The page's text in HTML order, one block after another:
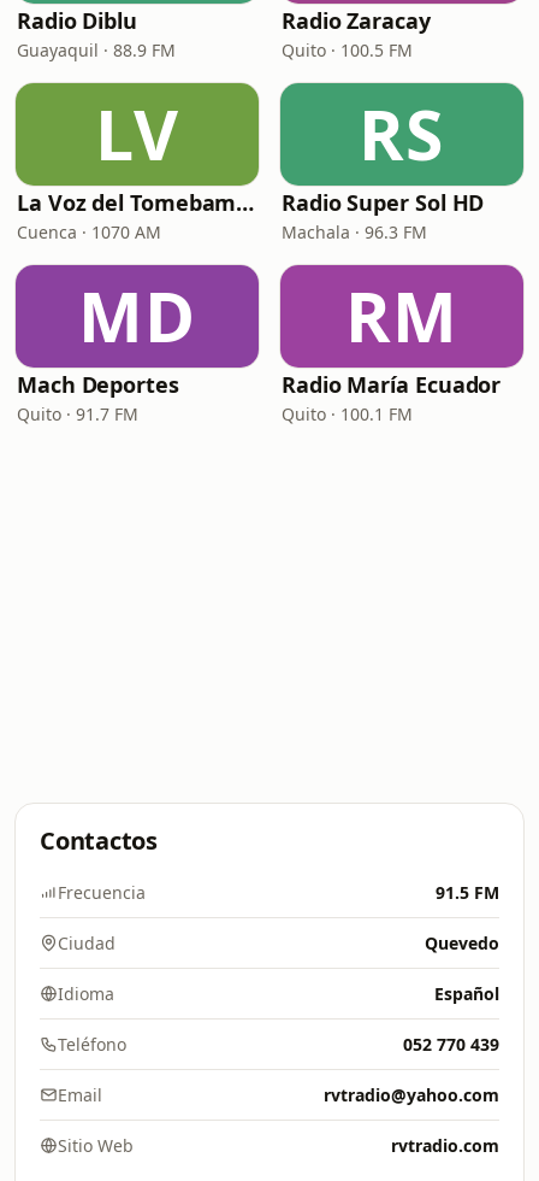
Radio Diblu
Guayaquil · 88.9 FM
Radio Zaracay
Quito · 100.5 FM
LV
La Voz del Tomebamba
Cuenca · 1070 AM
RS
Radio Super Sol HD
Machala · 96.3 FM
MD
Mach Deportes
Quito · 91.7 FM
RM
Radio María Ecuador
Quito · 100.1 FM
Contactos
Frecuencia 91.5 FM
Ciudad Quevedo
Idioma Español
Teléfono 052 770 439
Email rvtradio@yahoo.com
Sitio Web rvtradio.com